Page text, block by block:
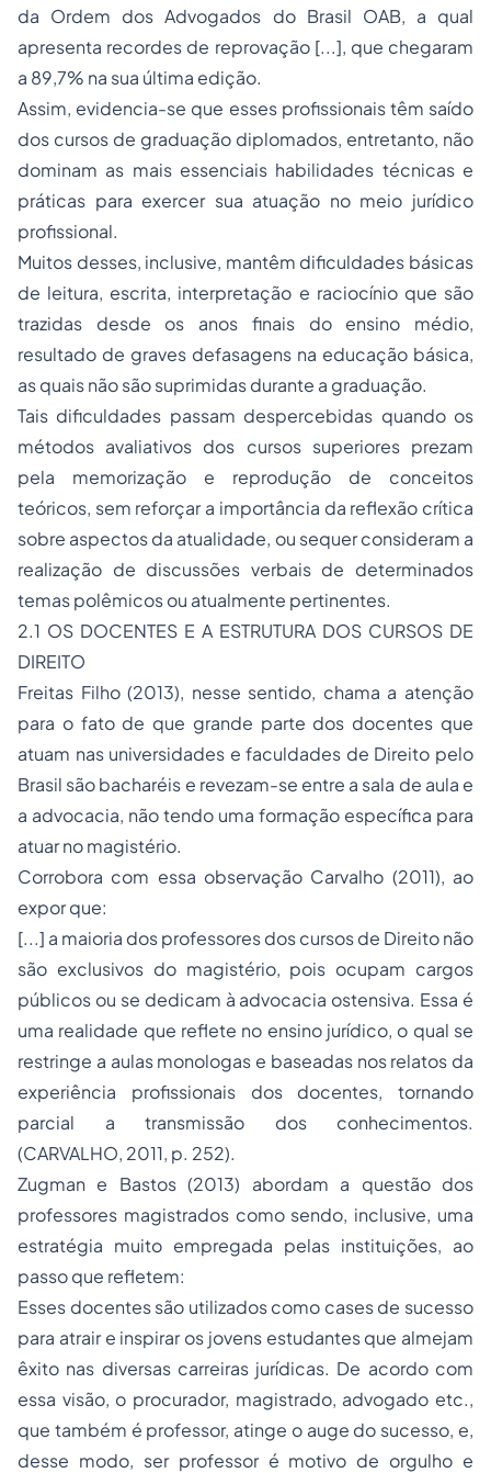
da Ordem dos Advogados do Brasil OAB, a qual
apresenta recordes de reprovação [...], que chegaram
a 89,7% na sua última edição.
Assim, evidencia-se que esses profissionais têm saído
dos cursos de graduação diplomados, entretanto, não
dominam as mais essenciais habilidades técnicas e
práticas para exercer sua atuação no meio jurídico
profissional.
Muitos desses, inclusive, mantêm dificuldades básicas
de leitura, escrita, interpretação e raciocínio que são
trazidas desde os anos finais do ensino médio,
resultado de graves defasagens na educação básica,
as quais não são suprimidas durante a graduação.
Tais dificuldades passam despercebidas quando os
métodos avaliativos dos cursos superiores prezam
pela memorização e reprodução de conceitos
teóricos, sem reforçar a importância da reflexão crítica
sobre aspectos da atualidade, ou sequer consideram a
realização de discussões verbais de determinados
temas polêmicos ou atualmente pertinentes.
2.1 OS DOCENTES E A ESTRUTURA DOS CURSOS DE
DIREITO
Freitas Filho (2013), nesse sentido, chama a atenção
para o fato de que grande parte dos docentes que
atuam nas universidades e faculdades de Direito pelo
Brasil são bacharéis e revezam-se entre a sala de aula e
a advocacia, não tendo uma formação específica para
atuar no magistério.
Corrobora com essa observação Carvalho (2011), ao
expor que:
[...] a maioria dos professores dos cursos de Direito não
são exclusivos do magistério, pois ocupam cargos
públicos ou se dedicam à advocacia ostensiva. Essa é
uma realidade que reflete no ensino jurídico, o qual se
restringe a aulas monologas e baseadas nos relatos da
experiência profissionais dos docentes, tornando
parcial a transmissão dos conhecimentos.
(CARVALHO, 2011, p. 252).
Zugman e Bastos (2013) abordam a questão dos
professores magistrados como sendo, inclusive, uma
estratégia muito empregada pelas instituições, ao
passo que refletem:
Esses docentes são utilizados como cases de sucesso
para atrair e inspirar os jovens estudantes que almejam
êxito nas diversas carreiras jurídicas. De acordo com
essa visão, o procurador, magistrado, advogado etc.,
que também é professor, atinge o auge do sucesso, e,
desse modo, ser professor é motivo de orgulho e